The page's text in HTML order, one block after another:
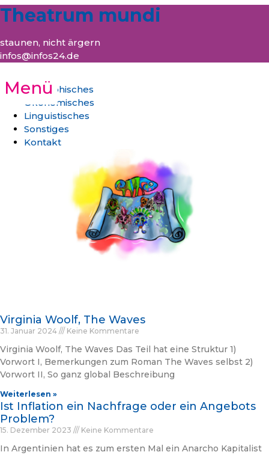
Theatrum mundi
staunen, nicht ärgern
infos@infos24.de
Menü
Philosphisches
Ökonomisches
Linguistisches
Sonstiges
Kontakt
Virginia Woolf, The Waves
31. Januar 2024 Keine Kommentare
Virginia Woolf, The Waves Das Teil hat eine Struktur 1)
Vorwort I, Bemerkungen zum Roman The Waves selbst 2)
Vorwort II, So ganz global Beschreibung
Weiterlesen »
Ist Inflation ein Nachfrage oder ein Angebots
Problem?
15. Dezember 2023 Keine Kommentare
In Argentinien hat es zum ersten Mal ein Anarcho Kapitalist